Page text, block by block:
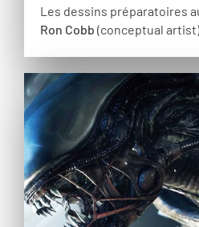
Les dessins préparatoires
Ron Cobb (conceptual